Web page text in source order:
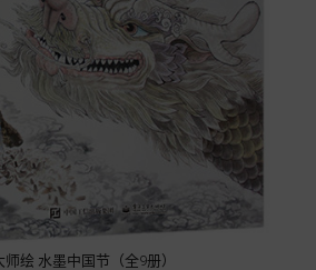
师绘 水墨中国节（全9册）